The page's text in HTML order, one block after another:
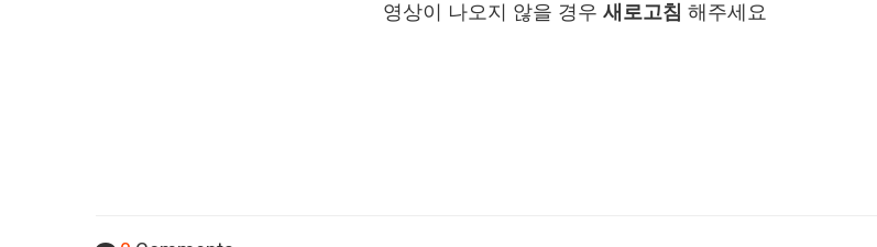
영상이 나오지 않을 경우 새로고침 해주세요